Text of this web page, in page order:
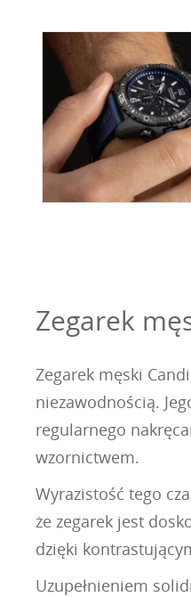
Zegarek
Zegarek męski
niezawodnością.
regularnego
wzornictwem.
Wyrazistość tego
że zegarek jest
dzięki
Uzupełnieniem